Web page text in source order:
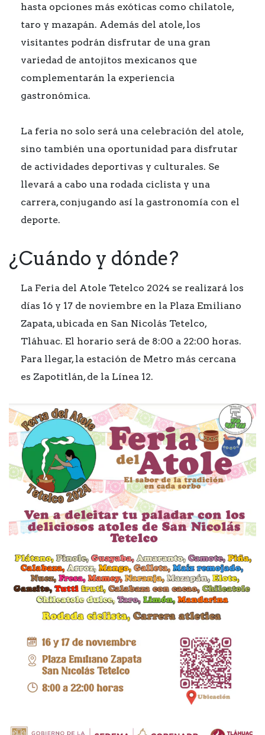
hasta opciones más exóticas como chilatole,
taro y mazapán. Además del atole, los
visitantes podrán disfrutar de una gran
variedad de antojitos mexicanos que
complementarán la experiencia
gastronómica.
La feria no solo será una celebración del atole,
sino también una oportunidad para disfrutar
de actividades deportivas y culturales. Se
llevará a cabo una rodada ciclista y una
carrera, conjugando así la gastronomía con el
deporte.
¿Cuándo y dónde?
La Feria del Atole Tetelco 2024 se realizará los
días 16 y 17 de noviembre en la Plaza Emiliano
Zapata, ubicada en San Nicolás Tetelco,
Tláhuac. El horario será de 8:00 a 22:00 horas.
Para llegar, la estación de Metro más cercana
es Zapotitlán, de la Línea 12.